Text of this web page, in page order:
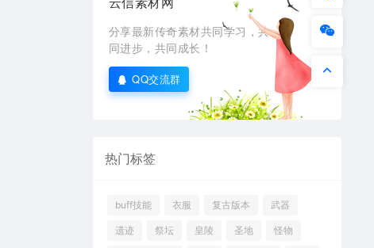
分享最新传奇素材共同学习，共
同进步，共同成长！
QQ交流群
热门标签
buff技能 衣服 复古版本 武器
遗迹 祭坛 皇陵 圣地 怪物